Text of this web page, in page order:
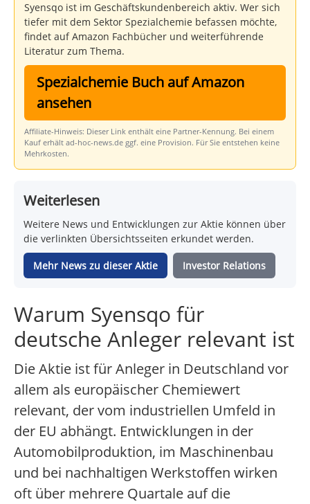
Syensqo ist im Geschäftskundenbereich aktiv. Wer sich
tiefer mit dem Sektor Spezialchemie befassen möchte,
findet auf Amazon Fachbücher und weiterführende
Literatur zum Thema.
Spezialchemie Buch auf Amazon
ansehen
Affiliate-Hinweis: Dieser Link enthält eine Partner-Kennung. Bei einem
Kauf erhält ad-hoc-news.de ggf. eine Provision. Für Sie entstehen keine
Mehrkosten.
Weiterlesen
Weitere News und Entwicklungen zur Aktie können über
die verlinkten Übersichtsseiten erkundet werden.
Mehr News zu dieser Aktie Investor Relations
Warum Syensqo für
deutsche Anleger relevant ist
Die Aktie ist für Anleger in Deutschland vor
allem als europäischer Chemiewert
relevant, der vom industriellen Umfeld in
der EU abhängt. Entwicklungen in der
Automobilproduktion, im Maschinenbau
und bei nachhaltigen Werkstoffen wirken
oft über mehrere Quartale auf die